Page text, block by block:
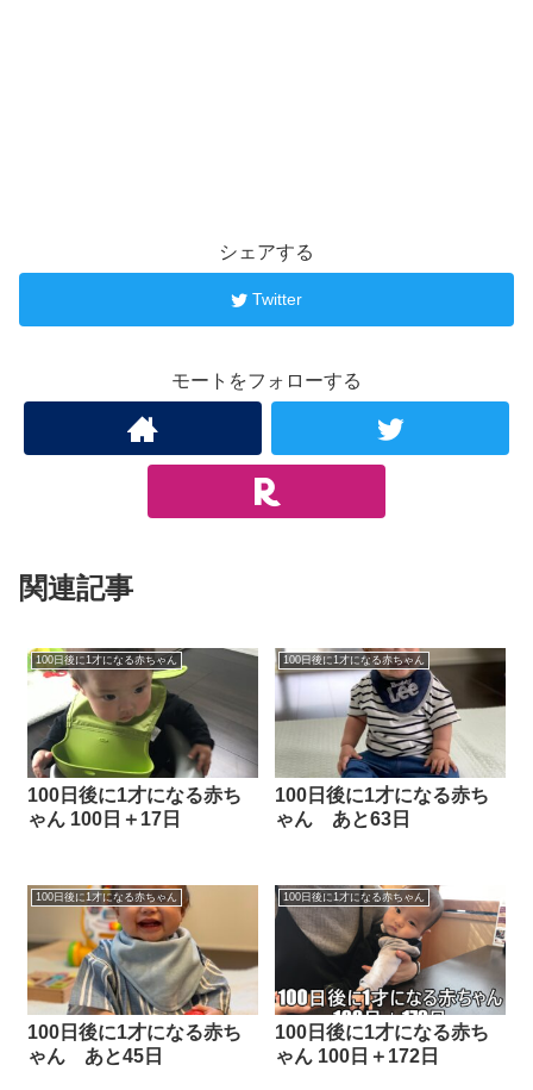
シェアする
Twitter
モートをフォローする
関連記事
100日後に1才になる赤ちゃん
100日後に1才になる赤ち
ゃん 100日＋17日
100日後に1才になる赤ちゃん
100日後に1才になる赤ち
ゃん あと63日
100日後に1才になる赤ちゃん
100日後に1才になる赤ち
ゃん あと45日
100日後に1才になる赤ちゃん
100日後に1才になる赤ち
ゃん 100日＋172日